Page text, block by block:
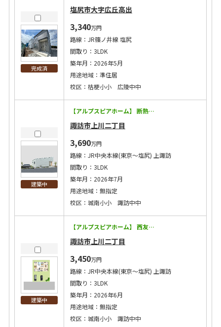
完成済
塩尻市大字広丘高出
3,340万円
路線：JR篠ノ井線 塩尻
間取り：3LDK
築年月：2026年5月
用途地域：準住居
校区：桔梗小小 広陵中中
建築中
【アルプスピアホーム】 断熱等級5！太陽光7.66kW搭載の経済効果で月々8万円台に！ ◇耐震等級3に加えて制震装置マモリー搭載！地震に強い！ ◇キッチン・トイレ・バスなどの住宅設備15年保証！ ◇太陽光発電搭載で将来コストにも配慮 ◇エアコン2台・カーテン・照明・網戸付き！ ◇洗濯給水にウルトラファインバブル設置！ 【この物件のPoint！】 ◇シューズクロークからパントリーへ、さらにキッチンににつながる便利な間取り！ ◇洗面所が独立した間取りはご家族の入浴中や来客時でも気兼ねなく洗面台が使えます！ ◇小中学校徒歩20分以内！お子様も安心の通学距離！ ◇スーパー・コンビニも近く生活利便性のよい場所です！
諏訪市上川二丁目
3,690万円
路線：JR中央本線(東京～塩尻) 上諏訪
間取り：3LDK
築年月：2026年7月
用途地域：無指定
校区：城南小小 諏訪中中
建築中
【アルプスピアホーム】 西友徒歩3分＆コンビニ徒歩8分と便利な立地！駐車スペース3台確保可能！ ◇耐震等級3に加えて制震装置マモリー搭載！地震に強い！ ◇キッチン・トイレ・バスなどの住宅設備15年保証！ ◇太陽光発電搭載で将来コストにも配慮 ◇エアコン2台・カーテン・照明・網戸付き！ ◇洗濯給水にウルトラファインバブル設置！ 【この物件のPoint！】 ◇ワンフロアで生活が完結する平屋！ ◇リビングとつながったお部屋はゲストルームなど多目的な活用が可能 ◇小中学校徒歩20分以内！お子様も安心の通学距離！ ◇スーパー・コンビニも近く生活利便性のよい場所です！
諏訪市上川二丁目
3,450万円
路線：JR中央本線(東京～塩尻) 上諏訪
間取り：3LDK
築年月：2026年6月
用途地域：無指定
校区：城南小小 諏訪中中